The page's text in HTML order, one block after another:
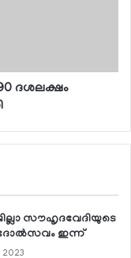
ദശലക്ഷം
സൗഹൃദവേദിയുടെ
ഇന്ന്
2023